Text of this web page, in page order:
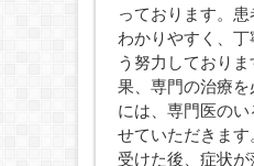
っております。
わかりやすく、丁
う努力しており
果、専門の治療
には、専門医のい
せていただきま
受けた後、症状